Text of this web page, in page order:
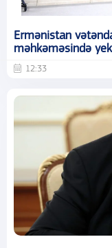
Ermənistan
məhkəməsində
12:33